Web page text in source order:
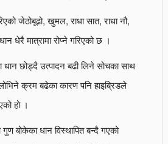
जेठोबूढो, खुमल, राधा सात, राधा नौ,
धेरै मात्रामा रोप्ने गरिएको छ ।
छोड्दै उत्पादन बढी लिने सोचका साथ
क्रम बढेका कारण पनि हाइब्रिडले
हो ।
बोकेका धान विस्थापित बन्दै गएको